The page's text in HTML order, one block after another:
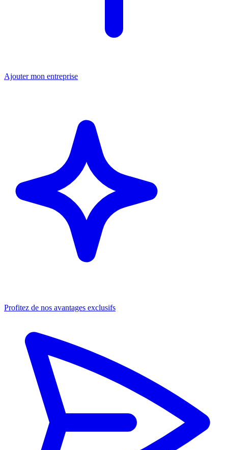
Ajouter mon entreprise
Profitez de nos avantages exclusifs